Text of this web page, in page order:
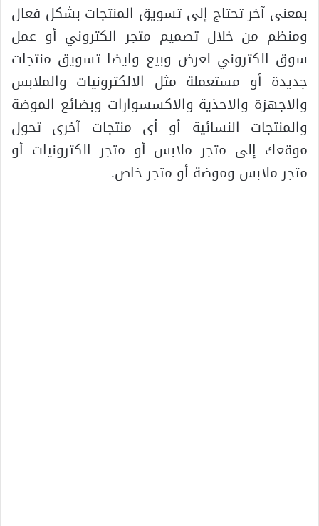
بمعنى آخر تحتاج إلى تسويق المنتجات بشكل فعال
ومنظم من خلال تصميم متجر الكتروني أو عمل
سوق الكتروني لعرض وبيع وايضا تسويق منتجات
جديدة أو مستعملة مثل الالكترونيات والملابس
والاجهزة والاحذية والاكسسوارات وبضائع الموضة
والمنتجات النسائية أو أى منتجات آخرى تحول
موقعك إلى متجر ملابس أو متجر الكترونيات أو
متجر ملابس وموضة أو متجر خاص.